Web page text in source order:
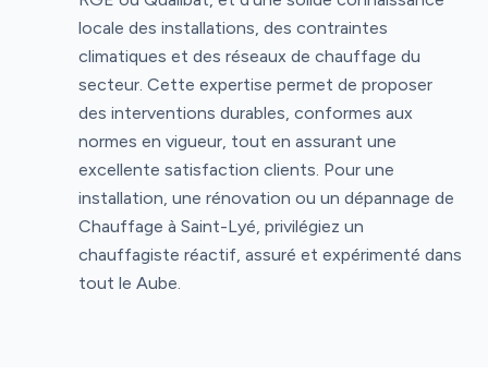
locale des installations, des contraintes
climatiques et des réseaux de chauffage du
secteur. Cette expertise permet de proposer
des interventions durables, conformes aux
normes en vigueur, tout en assurant une
excellente satisfaction clients. Pour une
installation, une rénovation ou un dépannage de
Chauffage à Saint-Lyé, privilégiez un
chauffagiste réactif, assuré et expérimenté dans
tout le Aube.